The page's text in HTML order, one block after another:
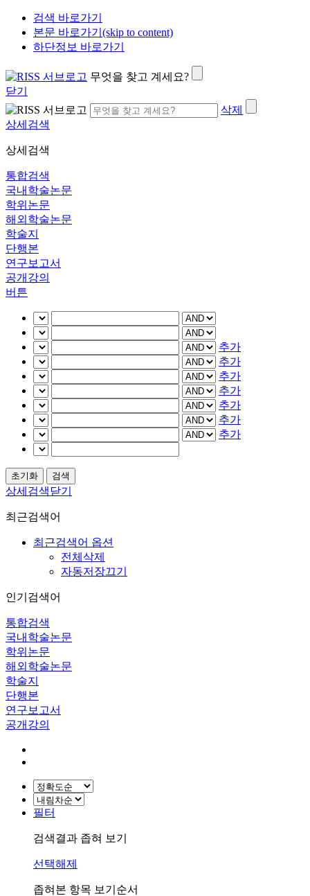
검색 바로가기
본문 바로가기(skip to content)
하단정보 바로가기
무엇을 찾고 계세요?
닫기
삭제
상세검색
상세검색
통합검색
국내학술논문
학위논문
해외학술논문
학술지
단행본
연구보고서
공개강의
버튼
추가
추가
추가
추가
추가
추가
추가
상세검색닫기
최근검색어
최근검색어 옵션
전체삭제
자동저장끄기
인기검색어
통합검색
국내학술논문
학위논문
해외학술논문
학술지
단행본
연구보고서
공개강의
필터
검색결과 좁혀 보기
선택해제
좁혀본 항목 보기순서